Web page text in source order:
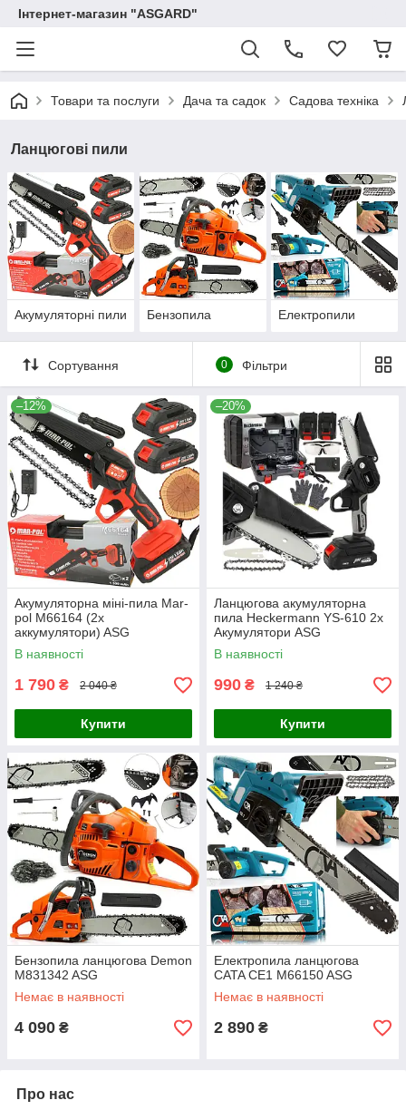
Інтернет-магазин "ASGARD"
Товари та послуги Дача та садок Садова техніка
Ланцюгові пили
Акумуляторні пили Бензопила Електропили
Сортування 0 Фільтри
–12%
Акумуляторна міні-пила Mar-
pol M66164 (2x
аккумулятори) ASG
В наявності
1 790 ₴ 2 040 ₴
Купити
–20%
Ланцюгова акумуляторна
пила Heckermann YS-610 2x
Акумулятори ASG
В наявності
990 ₴ 1 240 ₴
Купити
Бензопила ланцюгова Demon
M831342 ASG
Немає в наявності
4 090 ₴
Електропила ланцюгова
CATA CE1 M66150 ASG
Немає в наявності
2 890 ₴
Про нас